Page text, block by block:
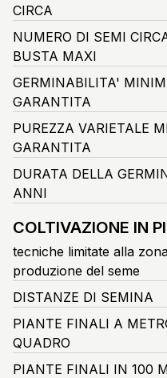
CIRCA
NUMERO DI SEMI
BUSTA MAXI
GERMINABILITA'
GARANTITA
PUREZZA VARIETALE
GARANTITA
DURATA DELLA
ANNI
COLTIVAZIONE IN
tecniche limitate alla
produzione del seme
DISTANZE DI SEMINA
PIANTE FINALI A
QUADRO
PIANTE FINALI IN 100